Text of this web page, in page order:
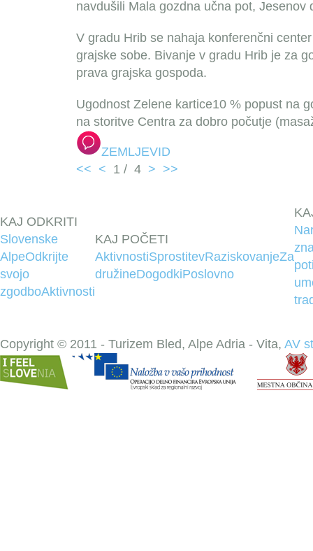
navdušili Mala gozdna učna pot, Jesenov
V gradu Hrib se nahaja konferenčni
grajske sobe. Bivanje v gradu Hrib je za
prava grajska gospoda.
Ugodnost Zelene kartice10 % popust na
na storitve Centra za dobro počutje
ZEMLJEVID
<< < 1 / 4 > >>
KAJ ODKRITI
Slovenske
AlpeOdkrijte
svojo
zgodboAktivnosti
KAJ POČETI
AktivnostiSprostitevRaziskovanjeZa
družineDogodkiPoslovno
Copyright © 2011 - Turizem Bled, Alpe Adria - Vita, AV